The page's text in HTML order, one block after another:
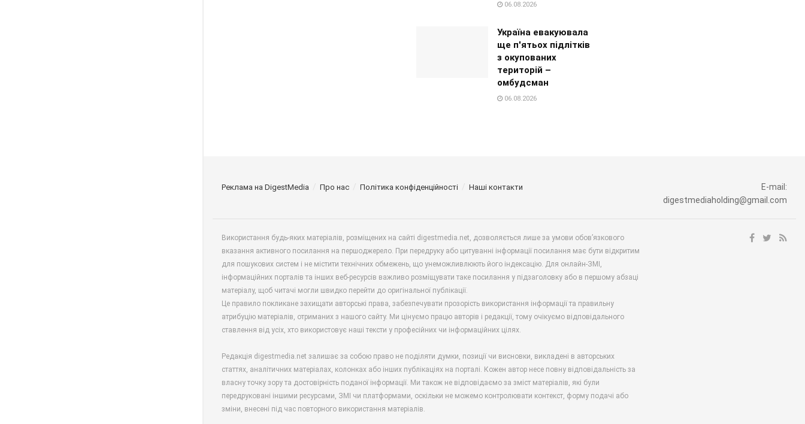
06.08.2026
Україна евакуювала
ще п'ятьох підлітків
з окупованих
територій –
омбудсман
06.08.2026
Реклама на DigestMedia Про нас Політика конфіденційності Наші контакти
E-mail:
digestmediaholding@gmail.com
Використання будь-яких матеріалів, розміщених на сайті digestmedia.net, дозволяється лише за умови обов’язкового
вказання активного посилання на першоджерело. При передруку або цитуванні інформації посилання має бути відкритим
для пошукових систем і не містити технічних обмежень, що унеможливлюють його індексацію. Для онлайн-ЗМІ,
інформаційних порталів та інших веб-ресурсів важливо розміщувати таке посилання у підзаголовку або в першому абзаці
матеріалу, щоб читачі могли швидко перейти до оригінальної публікації.
Це правило покликане захищати авторські права, забезпечувати прозорість використання інформації та правильну
атрибуцію матеріалів, отриманих з нашого сайту. Ми цінуємо працю авторів і редакції, тому очікуємо відповідального
ставлення від усіх, хто використовує наші тексти у професійних чи інформаційних цілях.
Редакція digestmedia.net залишає за собою право не поділяти думки, позиції чи висновки, викладені в авторських
статтях, аналітичних матеріалах, колонках або інших публікаціях на порталі. Кожен автор несе повну відповідальність за
власну точку зору та достовірність поданої інформації. Ми також не відповідаємо за зміст матеріалів, які були
передруковані іншими ресурсами, ЗМІ чи платформами, оскільки не можемо контролювати контекст, форму подачі або
зміни, внесені під час повторного використання матеріалів.